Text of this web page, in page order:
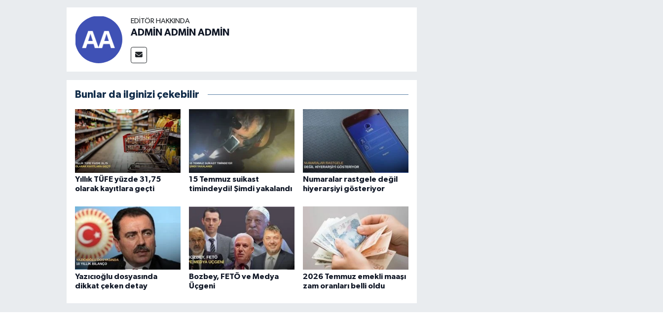
EDITÖR HAKKINDA
ADMİN ADMİN ADMİN
Bunlar da ilginizi çekebilir
Yıllık TÜFE yüzde 31,75
olarak kayıtlara geçti
15 Temmuz suikast
timindeydi! Şimdi yakalandı
Numaralar rastgele değil
hiyerarşiyi gösteriyor
Yazıcıoğlu dosyasında
dikkat çeken detay
Bozbey, FETÖ ve Medya
Üçgeni
2026 Temmuz emekli maaşı
zam oranları belli oldu